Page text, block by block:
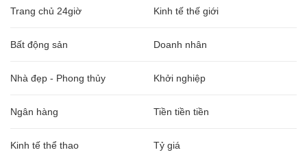
Trang chủ 24giờ Kinh tế thế giới
Bất động sản Doanh nhân
Nhà đẹp - Phong thủy Khởi nghiệp
Ngân hàng Tiền tiền tiền
Kinh tế thể thao Tỷ giá